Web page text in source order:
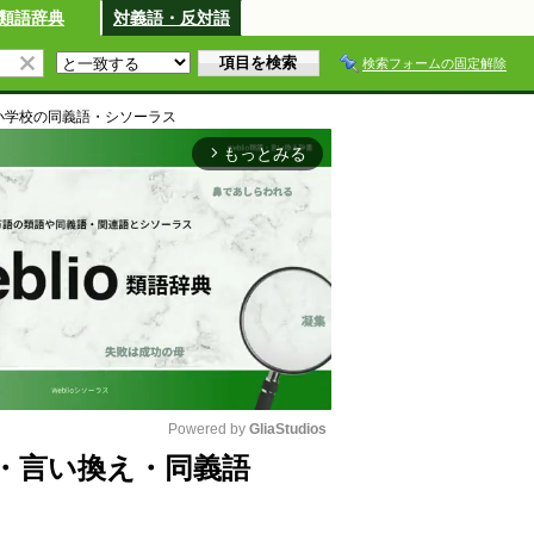
語辞典 対義語・反対語
検索フォームの固定解除
学校の同義語・シソーラス
arrow_forward_ios もっとみる
Powered by GliaStudios
言い換え・同義語